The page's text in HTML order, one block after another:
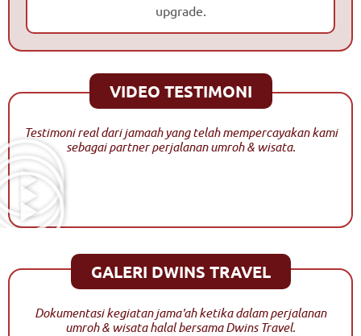
upgrade.
VIDEO TESTIMONI
Testimoni real dari jamaah yang telah mempercayakan kami
sebagai partner perjalanan umroh & wisata.
GALERI DWINS TRAVEL
Dokumentasi kegiatan jama'ah ketika dalam perjalanan
umroh & wisata halal bersama Dwins Travel.